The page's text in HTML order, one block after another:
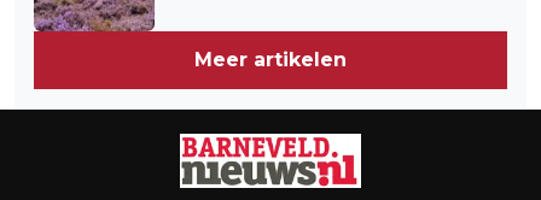
Meer artikelen